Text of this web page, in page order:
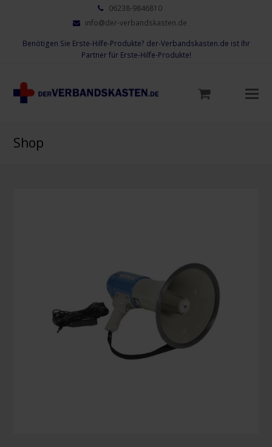
06238-9846810
info@der-verbandskasten.de
Benötigen Sie Erste-Hilfe-Produkte? der-Verbandskasten.de ist Ihr
Partner für Erste-Hilfe-Produkte!
Shop